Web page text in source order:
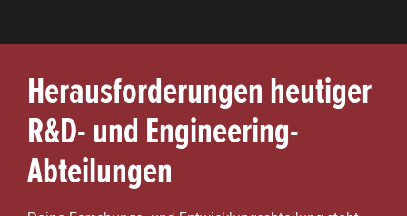
Herausforderungen heutiger
R&D- und Engineering-
Abteilungen